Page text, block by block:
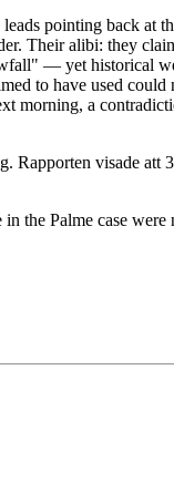
pointing back at
Their alibi: they
— yet historical
to have used
morning, a
visade att
the Palme case were